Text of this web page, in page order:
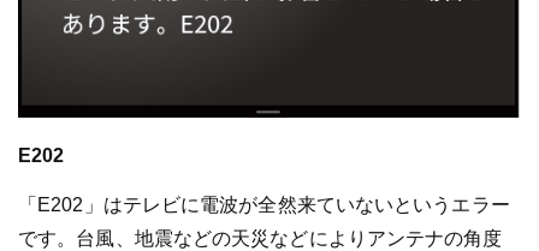
E202
「E202」はテレビに電波が全然来ていないというエラー
です。台風、地震などの天災などによりアンテナの角度